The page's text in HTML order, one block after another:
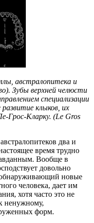
австралопитека и
Зубы верхней челюсти
специализации
развитие клыков, их
Грос-Кларку. (Le Gros
два и
время трудно
Вообще в
довольно
новые
человека, дает им
хотя часто это не
ненужному,
форм.